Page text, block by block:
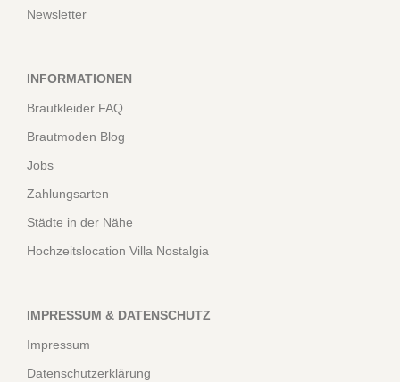
Newsletter
INFORMATIONEN
Brautkleider FAQ
Brautmoden Blog
Jobs
Zahlungsarten
Städte in der Nähe
Hochzeitslocation Villa Nostalgia
IMPRESSUM & DATENSCHUTZ
Impressum
Datenschutzerklärung